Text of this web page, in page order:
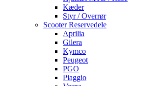
Kæder
Styr / Overrør
Scooter Reservedele
Aprilia
Gilera
Kymco
Peugeot
PGO
Piaggio